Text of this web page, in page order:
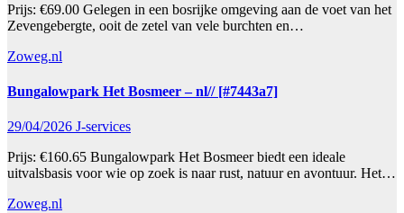
Prijs: €69.00 Gelegen in een bosrijke omgeving aan de voet van het
Zevengebergte, ooit de zetel van vele burchten en…
Zoweg.nl
Bungalowpark Het Bosmeer – nl// [#7443a7]
29/04/2026 J-services
Prijs: €160.65 Bungalowpark Het Bosmeer biedt een ideale
uitvalsbasis voor wie op zoek is naar rust, natuur en avontuur. Het…
Zoweg.nl